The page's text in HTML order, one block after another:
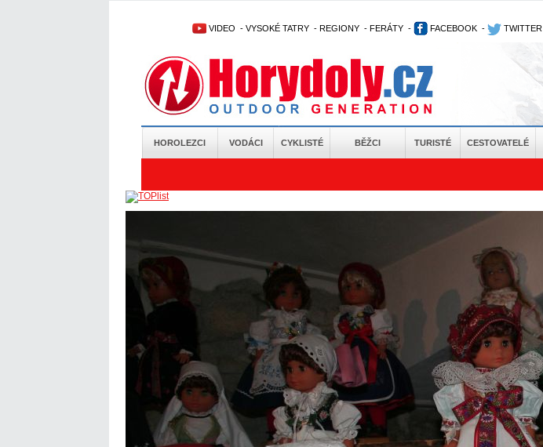
VIDEO - VYSOKÉ TATRY - REGIONY - FERÁTY - FACEBOOK - TWITTER
HOROLEZCI VODÁCI CYKLISTÉ BĚŽCI TURISTÉ CESTOVATELÉ